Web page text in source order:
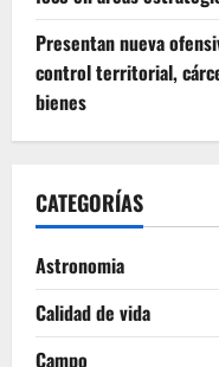
Presentan nueva
control territorial,
bienes
CATEGORÍAS
Astronomia
Calidad de vida
Campo